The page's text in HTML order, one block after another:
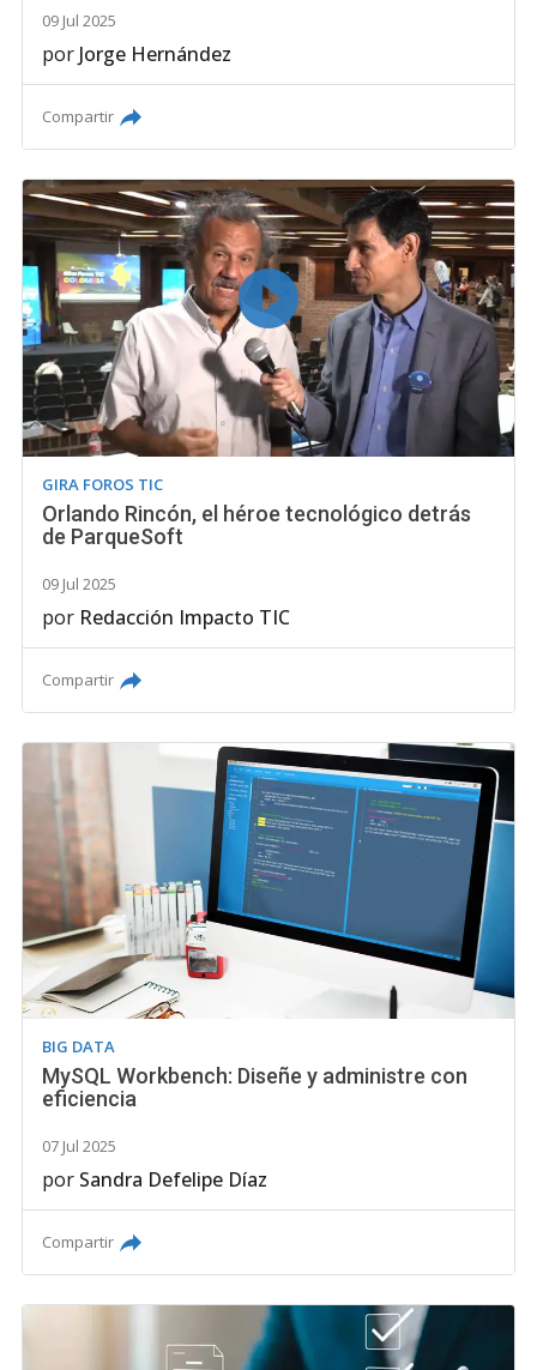
09 Jul 2025
por Jorge Hernández
Compartir
GIRA FOROS TIC
Orlando Rincón, el héroe tecnológico detrás
de ParqueSoft
09 Jul 2025
por Redacción Impacto TIC
Compartir
BIG DATA
MySQL Workbench: Diseñe y administre con
eficiencia
07 Jul 2025
por Sandra Defelipe Díaz
Compartir